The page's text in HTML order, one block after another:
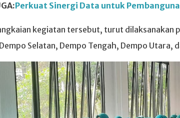
Perkuat Sinergi Data untuk
kegiatan tersebut, turut dilaksanakan
Selatan, Dempo Tengah, Dempo Utara,